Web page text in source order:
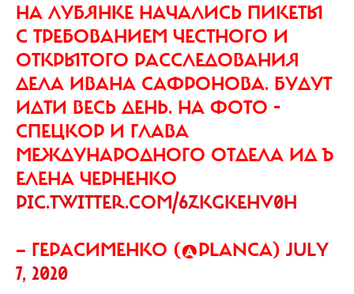
НА ЛУБЯНКЕ НАЧАЛИСЬ ПИКЕТЫ
С ТРЕБОВАНИЕМ ЧЕСТНОГО И
ОТКРЫТОГО РАССЛЕДОВАНИЯ
ДЕЛА ИВАНА САФРОНОВА. БУДУТ
ИДТИ ВЕСЬ ДЕНЬ. НА ФОТО -
СПЕЦКОР И ГЛАВА
МЕЖДУНАРОДНОГО ОТДЕЛА ИД Ъ
ЕЛЕНА ЧЕРНЕНКО
PIC.TWITTER.COM/6ZKGKEHV0H
— ГЕРАСИМЕНКО (@PLANCA) JULY
7, 2020